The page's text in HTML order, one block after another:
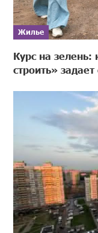
Жилье
Курс на зелень:
строить»